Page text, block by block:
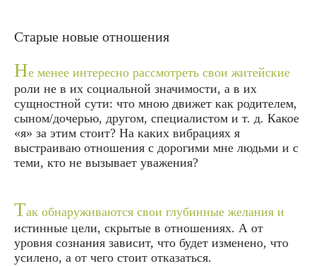
Старые новые отношения
Не менее интересно рассмотреть свои житейские
роли не в их социальной значимости, а в их
сущностной сути: что мною движет как родителем,
сыном/дочерью, другом, специалистом и т. д. Какое
«я» за этим стоит? На каких вибрациях я
выстраиваю отношения с дорогими мне людьми и с
теми, кто не вызывает уважения?
Так обнаруживаются свои глубинные желания и
истинные цели, скрытые в отношениях. А от
уровня сознания зависит, что будет изменено, что
усилено, а от чего стоит отказаться.